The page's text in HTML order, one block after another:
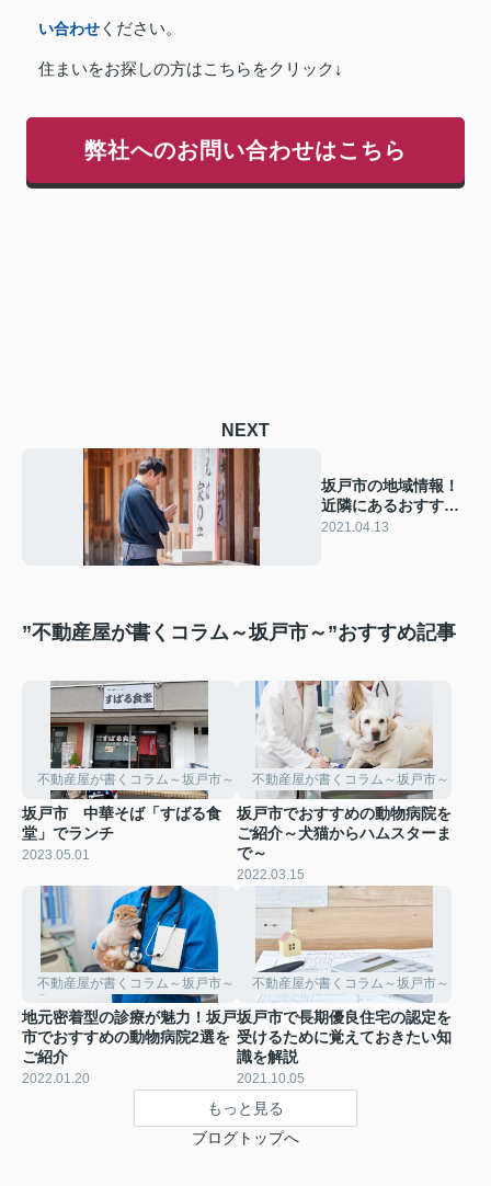
い合わせ ください。
住まいをお探しの方はこちらをクリック↓
弊社へのお問い合わせはこちら
NEXT
坂戸市の地域情報！
近隣にあるおすすめ
の神社2選
2021.04.13
”不動産屋が書くコラム～坂戸市～”おすすめ記事
不動産屋が書くコラム～坂戸市～
坂戸市 中華そば「すばる食
堂」でランチ
2023.05.01
不動産屋が書くコラム～坂戸市～
坂戸市でおすすめの動物病院を
ご紹介～犬猫からハムスターま
で～
2022.03.15
不動産屋が書くコラム～坂戸市～
地元密着型の診療が魅力！坂戸
市でおすすめの動物病院2選を
ご紹介
2022.01.20
不動産屋が書くコラム～坂戸市～
坂戸市で長期優良住宅の認定を
受けるために覚えておきたい知
識を解説
2021.10.05
もっと見る
ブログトップへ